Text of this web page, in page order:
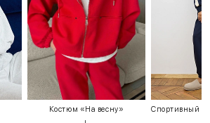
Костюм «На весну»